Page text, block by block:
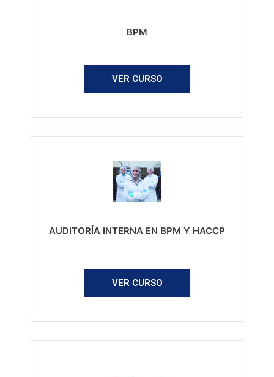
BPM
VER CURSO
AUDITORÍA INTERNA EN BPM Y HACCP
VER CURSO